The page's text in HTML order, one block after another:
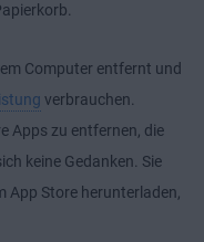
Computer entfernt und
verbrauchen.
Apps zu entfernen, die
keine Gedanken. Sie
App Store herunterladen,